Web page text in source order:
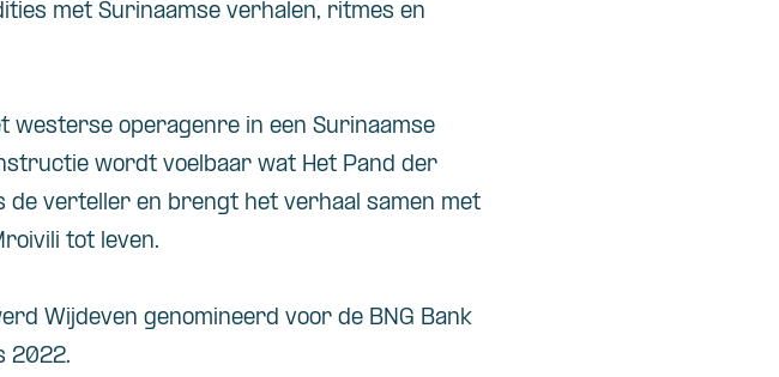
met Surinaamse verhalen, ritmes en
westerse operagenre in een Surinaamse
tie wordt voelbaar wat Het Pand der
de verteller en brengt het verhaal samen met
tot leven.
Wijdeven genomineerd voor de BNG Bank
2022.